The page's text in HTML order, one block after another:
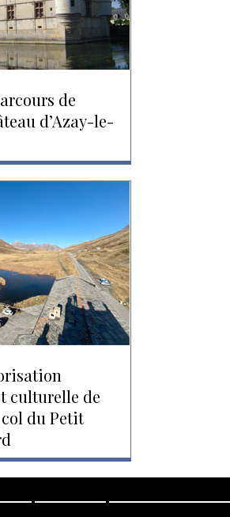
de
d’Azay-le-
culturelle de
du Petit